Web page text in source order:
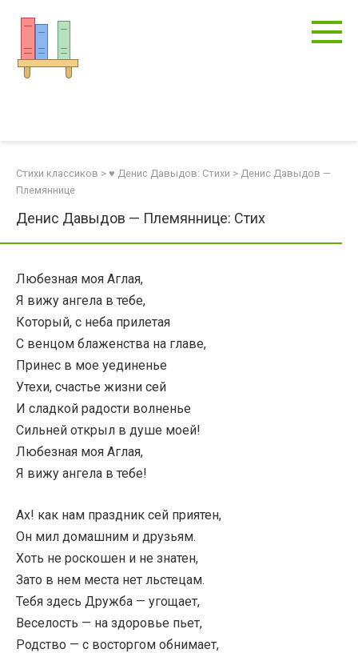
контенту
Стихи классиков > ♥ Денис Давыдов: Стихи > Денис Давыдов —
Племяннице
Денис Давыдов — Племяннице: Стих
Любезная моя Аглая,
Я вижу ангела в тебе,
Который, с неба прилетая
С венцом блаженства на главе,
Принес в мое уединенье
Утехи, счастье жизни сей
И сладкой радости волненье
Сильней открыл в душе моей!
Любезная моя Аглая,
Я вижу ангела в тебе!
Ах! как нам праздник сей приятен,
Он мил домашним и друзьям.
Хоть не роскошен и не знатен,
Зато в нем места нет льстецам.
Тебя здесь Дружба — угощает,
Веселость — на здоровье пьет,
Родство — с восторгом обнимает,